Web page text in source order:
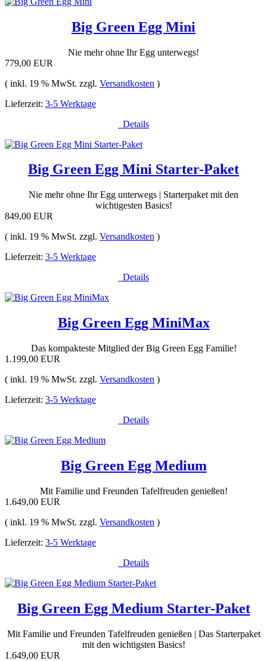
Big Green Egg Mini
Nie mehr ohne Ihr Egg unterwegs!
779,00 EUR
( inkl. 19 % MwSt. zzgl. Versandkosten )
Lieferzeit: 3-5 Werktage
Details
Big Green Egg Mini Starter-Paket
Nie mehr ohne Ihr Egg unterwegs | Starterpaket mit den
wichtigesten Basics!
849,00 EUR
( inkl. 19 % MwSt. zzgl. Versandkosten )
Lieferzeit: 3-5 Werktage
Details
Big Green Egg MiniMax
Das kompakteste Mitglied der Big Green Egg Familie!
1.199,00 EUR
( inkl. 19 % MwSt. zzgl. Versandkosten )
Lieferzeit: 3-5 Werktage
Details
Big Green Egg Medium
Mit Familie und Freunden Tafelfreuden genießen!
1.649,00 EUR
( inkl. 19 % MwSt. zzgl. Versandkosten )
Lieferzeit: 3-5 Werktage
Details
Big Green Egg Medium Starter-Paket
Mit Familie und Freunden Tafelfreuden genießen | Das Starterpaket
mit den wichtigsten Basics!
1.649,00 EUR